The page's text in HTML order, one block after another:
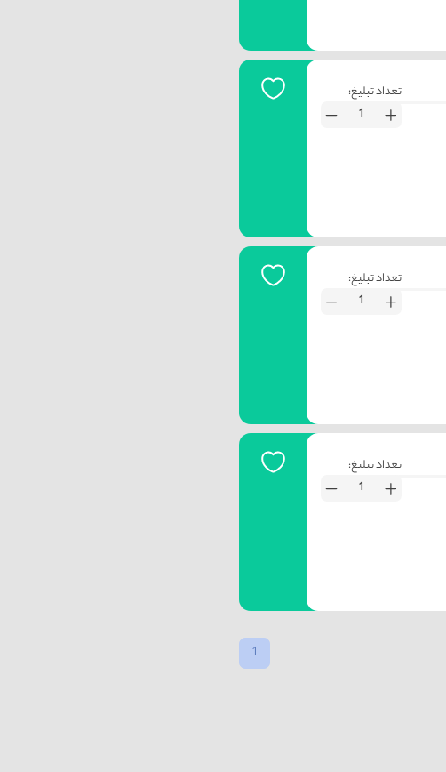
تعداد تبلیغ:
تعداد تبلیغ:
تعداد تبلیغ:
1